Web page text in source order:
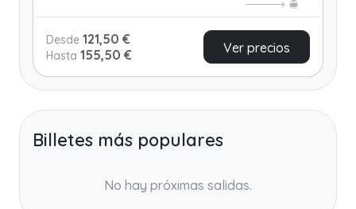
Desde 121,50 €
Hasta 155,50 € Ver precios
Billetes más populares
No hay próximas salidas.